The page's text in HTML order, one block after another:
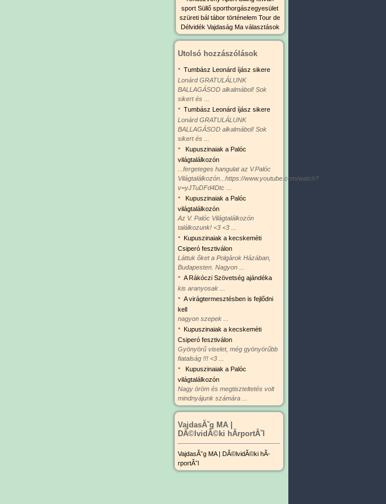
sport Süllő sporthorgászegyesület
szüreti bál tábor történelem Tour de
Délvidék Vajdaság Ma választások
Utolsó hozzászólások
· Tumbász Leonárd íjász sikere
Lonárd GRATULÁLUNK
BALLAGÁSOD alkalmábol! Sok
sikert és ...
· Tumbász Leonárd íjász sikere
Lonárd GRATULÁLUNK
BALLAGÁSOD alkalmábol! Sok
sikert és ...
·
Kupuszinaiak a Palóc
világtalálkozón
...fergeteges hangulat az V.Palóc
Világtalálkozón...https://www.youtube.com/watch?
v=yJTuDFd4Dtc ...
·
Kupuszinaiak a Palóc
világtalálkozón
Az V. Palóc Világtalálkozón
találkozunk! <3 <3 ...
· Kupuszinaiak a kecskeméti
Csiperó fesztiválon
Láttuk őket a Polgárok Házában,
Budapesten. Nagyon ...
· A Rákóczi Szövetség ajándéka
kis aranyosak ...
· A virágtermesztésben is fejlődni
kell
nagyon szepek ...
· Kupuszinaiak a kecskeméti
Csiperó fesztiválon
Gyönyörű viselet, még gyönyörűbb
fiatalság !!! <3 ...
·
Kupuszinaiak a Palóc
világtalálkozón
Nagy öröm és megtiszteltetés volt
mindnyájunk számára ...
VajdasĂˇg MA |
DĂ©lvidĂ©ki hĂ­rportĂˇl
VajdasĂˇg MA | DĂ©lvidĂ©ki hĂ­
rportĂˇl